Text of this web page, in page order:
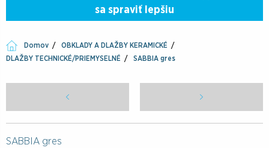
sa spraviť lepšiu
Domov
OBKLADY A DLAŽBY KERAMICKÉ
DLAŽBY TECHNICKÉ/PRIEMYSELNÉ
SABBIA gres
SABBIA gres